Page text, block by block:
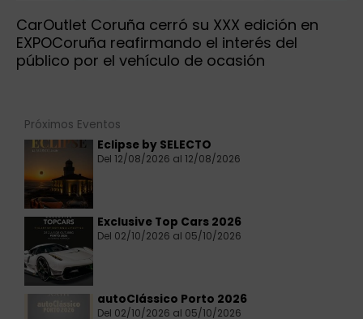
CarOutlet Coruña cerró su XXX edición en
EXPOCoruña reafirmando el interés del
público por el vehículo de ocasión
Próximos Eventos
Eclipse by SELECTO
Del 12/08/2026 al 12/08/2026
Exclusive Top Cars 2026
Del 02/10/2026 al 05/10/2026
autoClássico Porto 2026
Del 02/10/2026 al 05/10/2026